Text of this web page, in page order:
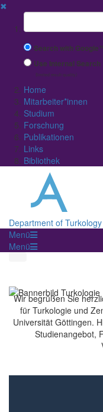
✖
Suchbegriff
Search with
Use Internal Search
(limited result quality)
Home
Mitarbeiter*innen
Studium
Forschung
Publikationen
Links
Bibliothek
Department of
Menü
Menü
Wir begrüßen Sie
für Turkologie und
Universität Göttingen.
Studienangebot,